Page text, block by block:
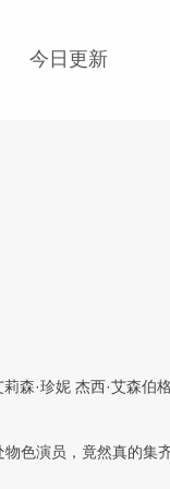
今日更新
莉森·珍妮 杰西·艾森伯格
色演员，竟然真的集